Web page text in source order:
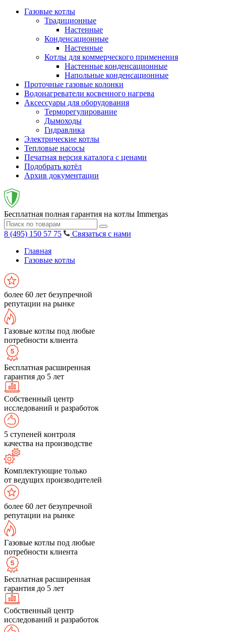
Газовые котлы
Традиционные
Настенные
Конденсационные
Настенные
Котлы для коммерческого применения
Настенные конденсационные
Напольные конденсационные
Проточные газовые колонки
Водонагреватели косвенного нагрева
Аксессуары для оборудования
Терморегулирование
Дымоходы
Гидравлика
Электрические котлы
Тепловые насосы
Печатная версия каталога с ценами
Подобрать котёл
Архив документации
Бесплатная полная гарантия на котлы Immergas
8 (495) 150 57 75
Связаться с нами
Главная
Газовые котлы
более 60 лет безупречной
репутации на рынке
Газовые котлы под любые
потребности клиента
Бесплатная расширенная
гарантия до 5 лет
Собственный центр
исследований и разработок
5 ступеней контроля
качества на производстве
Комплектующие только
от ведущих производителей
более 60 лет безупречной
репутации на рынке
Газовые котлы под любые
потребности клиента
Бесплатная расширенная
гарантия до 5 лет
Собственный центр
исследований и разработок